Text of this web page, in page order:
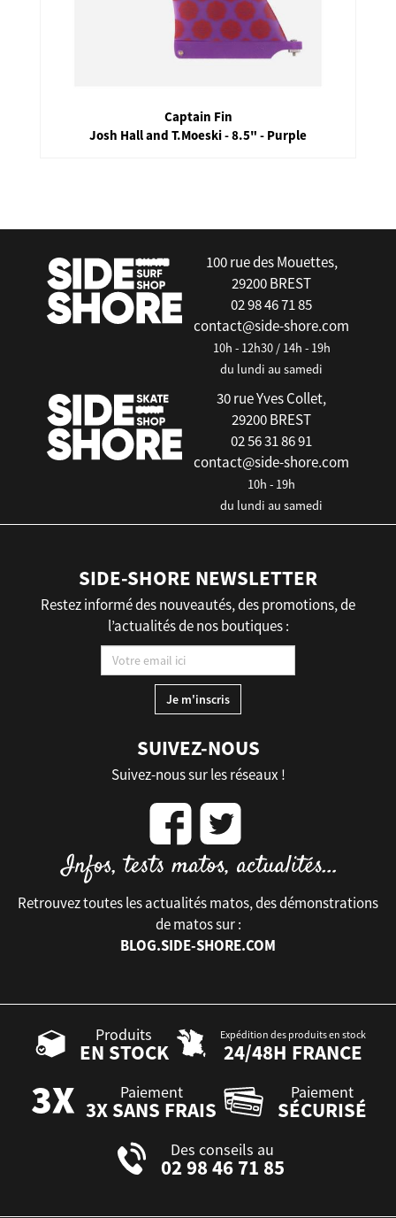
Captain Fin
Josh Hall and T.Moeski - 8.5" - Purple
100 rue des Mouettes,
29200 BREST
02 98 46 71 85
contact@side-shore.com
10h - 12h30 / 14h - 19h
du lundi au samedi
30 rue Yves Collet,
29200 BREST
02 56 31 86 91
contact@side-shore.com
10h - 19h
du lundi au samedi
SIDE-SHORE NEWSLETTER
Restez informé des nouveautés, des promotions, de
l’actualités de nos boutiques :
SUIVEZ-NOUS
Suivez-nous sur les réseaux !
Retrouvez toutes les actualités matos, des démonstrations
de matos sur :
BLOG.SIDE-SHORE.COM
Produits
EN STOCK
Expédition des produits en stock
24/48H FRANCE
Paiement
3X SANS FRAIS
Paiement
SÉCURISÉ
Des conseils au
02 98 46 71 85